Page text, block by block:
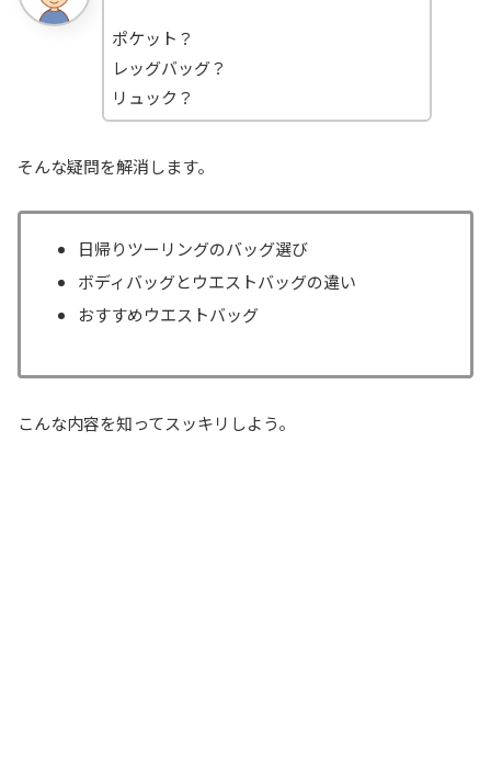
ポケット？
レッグバッグ？
リュック？
そんな疑問を解消します。
日帰りツーリングのバッグ選び
ボディバッグとウエストバッグの違い
おすすめウエストバッグ
こんな内容を知ってスッキリしよう。